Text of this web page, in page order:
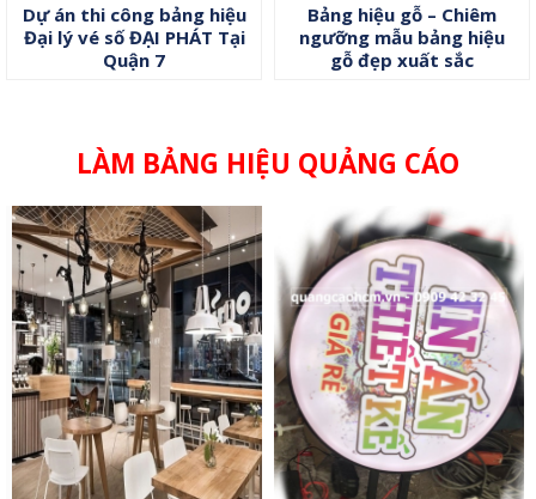
Dự án thi công bảng hiệu
Đại lý vé số ĐẠI PHÁT Tại
Quận 7
Bảng hiệu gỗ – Chiêm
ngưỡng mẫu bảng hiệu
gỗ đẹp xuất sắc
LÀM BẢNG HIỆU QUẢNG CÁO